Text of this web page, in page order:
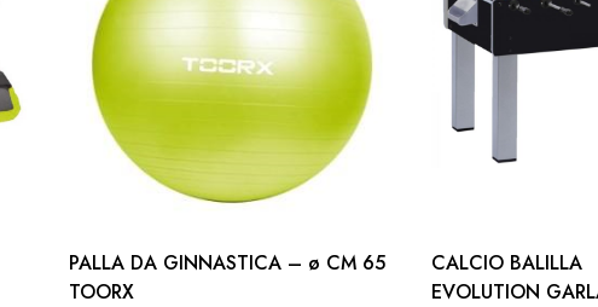
PALLA DA GINNASTICA – ø CM 65
TOORX
CALCIO BALILLA
EVOLUTION